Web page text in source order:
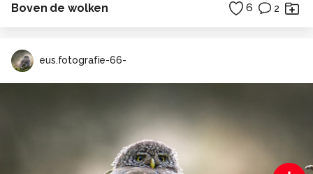
Boven de wolken 6 2
eus.fotografie-66-